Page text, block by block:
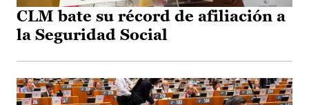
CLM bate su récord de afiliación a
la Seguridad Social